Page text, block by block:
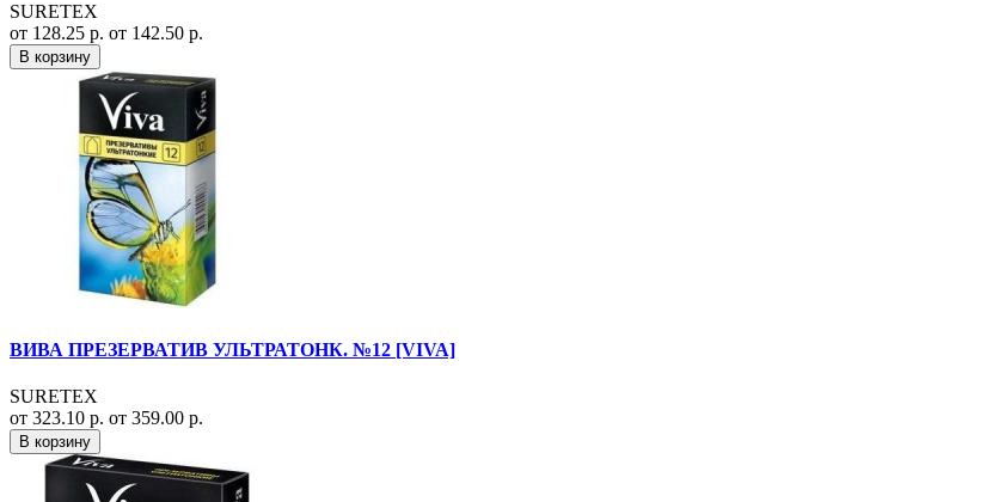
SURETEX
от 128.25 р. от 142.50 р.
В корзину
ВИВА ПРЕЗЕРВАТИВ УЛЬТРАТОНК. №12 [VIVA]
SURETEX
от 323.10 р. от 359.00 р.
В корзину